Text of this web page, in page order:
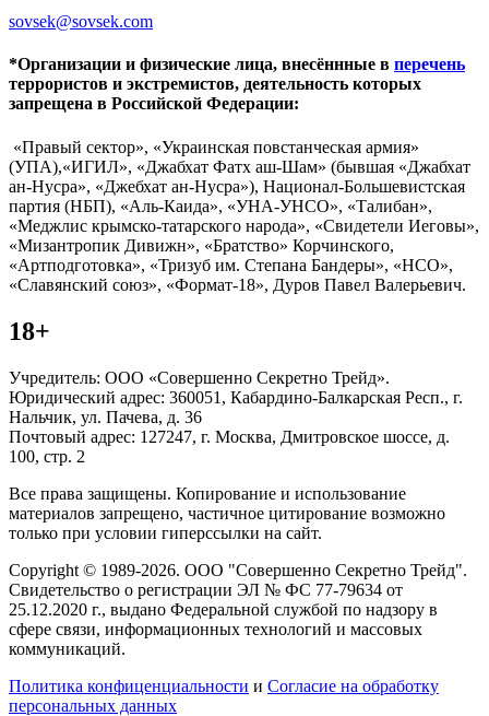
sovsek@sovsek.com
*Организации и физические лица, внесённные в перечень
террористов и экстремистов, деятельность которых
запрещена в Российской Федерации:
«Правый сектор», «Украинская повстанческая армия»
(УПА),«ИГИЛ», «Джабхат Фатх аш-Шам» (бывшая «Джабхат
ан-Нусра», «Джебхат ан-Нусра»), Национал-Большевистская
партия (НБП), «Аль-Каида», «УНА-УНСО», «Талибан»,
«Меджлис крымско-татарского народа», «Свидетели Иеговы»,
«Мизантропик Дивижн», «Братство» Корчинского,
«Артподготовка», «Тризуб им. Степана Бандеры», «НСО»,
«Славянский союз», «Формат-18», Дуров Павел Валерьевич.
18+
Учредитель: ООО «Совершенно Секретно Трейд».
Юридический адрес: 360051, Кабардино-Балкарская Респ., г.
Нальчик, ул. Пачева, д. 36
Почтовый адрес: 127247, г. Москва, Дмитровское шоссе, д.
100, стр. 2
Все права защищены. Копирование и использование
материалов запрещено, частичное цитирование возможно
только при условии гиперссылки на сайт.
Copyright © 1989-2026. ООО "Совершенно Секретно Трейд".
Свидетельство о регистрации ЭЛ № ФС 77-79634 от
25.12.2020 г., выдано Федеральной службой по надзору в
сфере связи, информационных технологий и массовых
коммуникаций.
Политика конфиценциальности и Согласие на обработку
персональных данных